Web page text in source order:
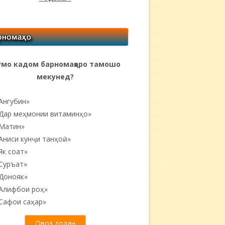
кадом барномаҳоро тамошо
мекунед?
меҳмонии витаминҳо»
кунҷи танҳоӣ...»
соат»
роҳ»
саҳар»